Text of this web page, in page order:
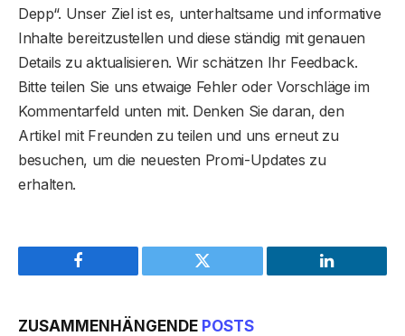
Depp“. Unser Ziel ist es, unterhaltsame und informative
Inhalte bereitzustellen und diese ständig mit genauen
Details zu aktualisieren. Wir schätzen Ihr Feedback.
Bitte teilen Sie uns etwaige Fehler oder Vorschläge im
Kommentarfeld unten mit. Denken Sie daran, den
Artikel mit Freunden zu teilen und uns erneut zu
besuchen, um die neuesten Promi-Updates zu
erhalten.
Facebook Twitter LinkedIn
ZUSAMMENHÄNGENDE POSTS